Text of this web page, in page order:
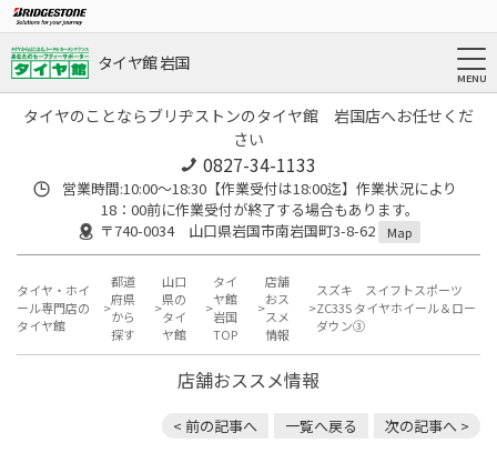
タイヤ館 岩国
タイヤのことならブリヂストンのタイヤ館 岩国店へお任せくだ
さい
0827-34-1133
営業時間:10:00〜18:30【作業受付は18:00迄】作業状況により
18：00前に作業受付が終了する場合もあります。
〒740-0034 山口県岩国市南岩国町3-8-62
Map
タイヤ・ホイ
ール専門店の
タイヤ館
都道
府県
から
探す
山口
県の
タイ
ヤ館
タイ
ヤ館
岩国
TOP
店舗
おス
スメ
情報
スズキ スイフトスポーツ
ZC33S タイヤホイール＆ロー
ダウン③
店舗おススメ情報
< 前の記事へ 一覧へ戻る 次の記事へ >